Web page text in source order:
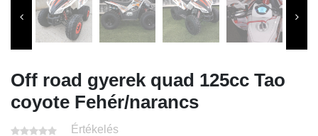
Off road gyerek quad 125cc Tao
coyote Fehér/narancs
Értékelés